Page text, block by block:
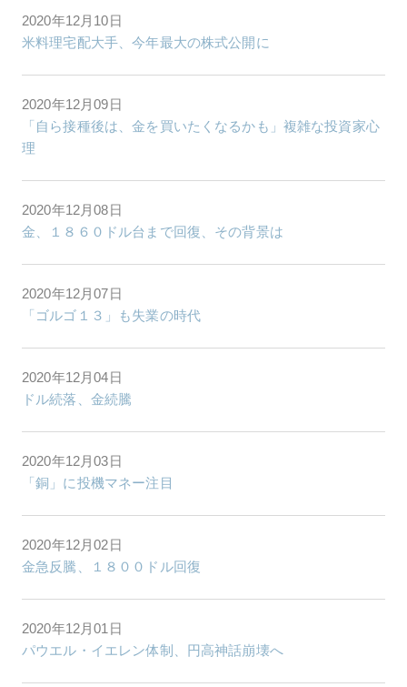
2020年12月10日
米料理宅配大手、今年最大の株式公開に
2020年12月09日
「自ら接種後は、金を買いたくなるかも」複雑な投資家心
理
2020年12月08日
金、１８６０ドル台まで回復、その背景は
2020年12月07日
「ゴルゴ１３」も失業の時代
2020年12月04日
ドル続落、金続騰
2020年12月03日
「銅」に投機マネー注目
2020年12月02日
金急反騰、１８００ドル回復
2020年12月01日
パウエル・イエレン体制、円高神話崩壊へ